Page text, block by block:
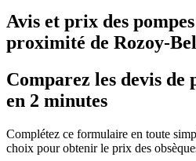
Avis et prix des
proximité de Rozoy-
Comparez les devis de
en 2 minutes
Complétez ce formulaire en toute
choix pour obtenir le prix des